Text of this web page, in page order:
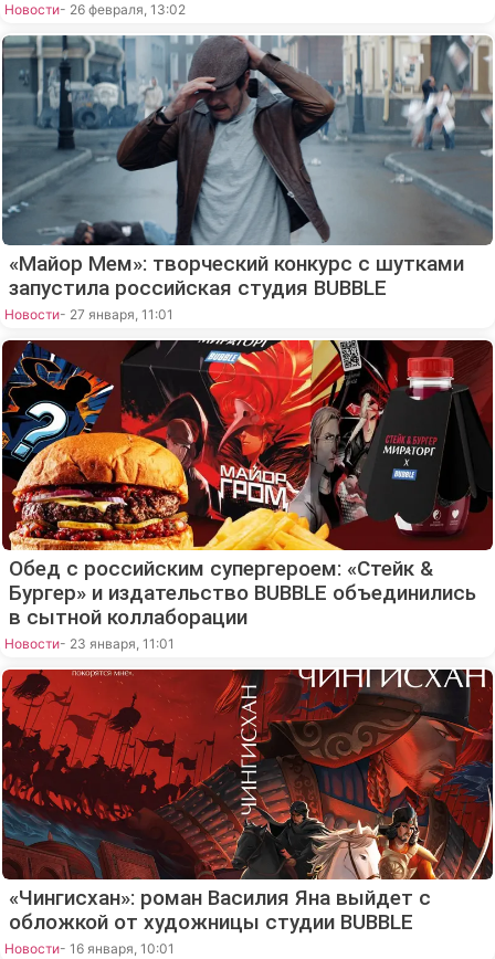
Новости- 26 февраля, 13:02
«Майор Мем»: творческий конкурс с шутками
запустила российская студия BUBBLE
Новости- 27 января, 11:01
Обед с российским супергероем: «Стейк &
Бургер» и издательство BUBBLE объединились
в сытной коллаборации
Новости- 23 января, 11:01
«Чингисхан»: роман Василия Яна выйдет с
обложкой от художницы студии BUBBLE
Новости- 16 января, 10:01